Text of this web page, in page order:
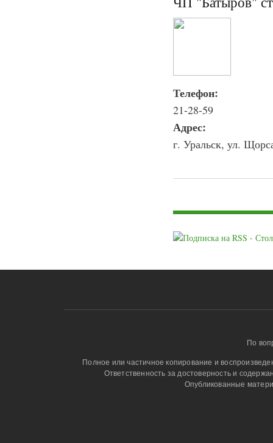
Телефон:
21-28-59
Адрес:
г. Уральск, ул.
Страницы
По
Полное или частичное копирование и
Ответственность за достоверность и
Опубликованные